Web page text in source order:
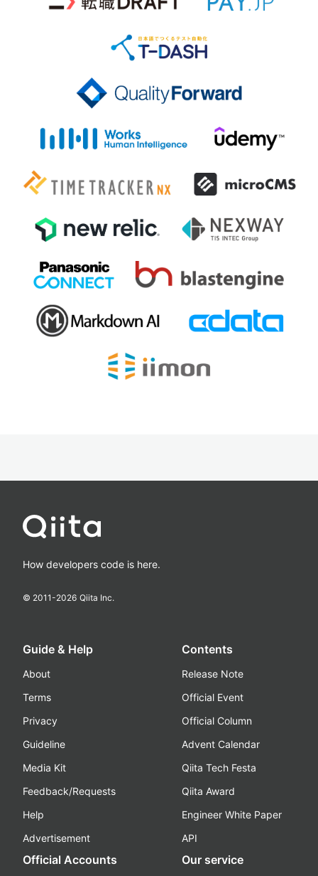
How developers code is here.
© 2011-2026 Qiita Inc.
Guide & Help
About
Terms
Privacy
Guideline
Media Kit
Feedback/Requests
Help
Advertisement
Contents
Release Note
Official Event
Official Column
Advent Calendar
Qiita Tech Festa
Qiita Award
Engineer White Paper
API
Official Accounts Our service